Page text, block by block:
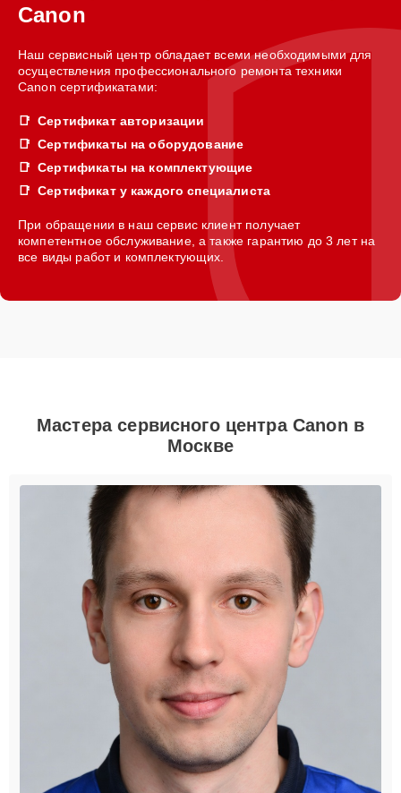
Canon
Наш сервисный центр обладает всеми необходимыми для
осуществления профессионального ремонта техники
Canon сертификатами:
Сертификат авторизации
Сертификаты на оборудование
Сертификаты на комплектующие
Сертификат у каждого специалиста
При обращении в наш сервис клиент получает
компетентное обслуживание, а также гарантию до 3 лет на
все виды работ и комплектующих.
Мастера сервисного центра Canon в
Москве